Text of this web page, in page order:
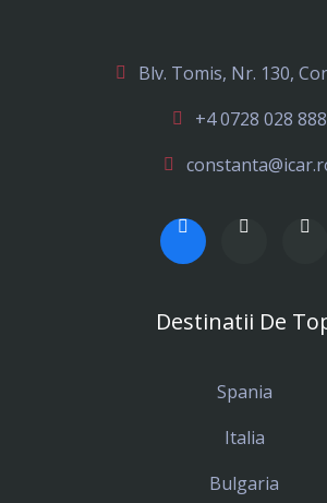
Blv. Tomis, Nr. 130,
+4 0728 028 888
Destinatii De
Spania
Italia
Bulgaria